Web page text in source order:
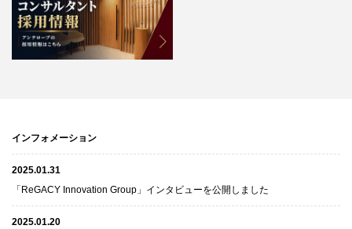
インフォメーション
2025.01.31
「ReGACY Innovation Group」インタビューを公開しました
2025.01.20